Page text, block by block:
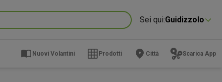
Sei qui:Guidizzolo
Nuovi Volantini Prodotti Città Scarica App